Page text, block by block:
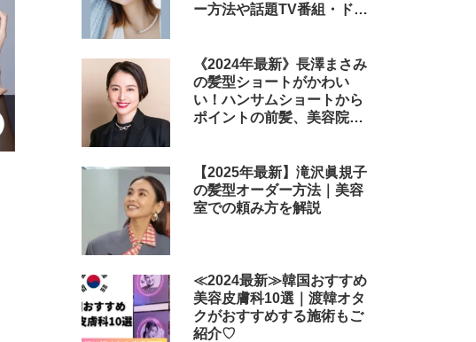
ー方法や話題TV番組・ドラ
《2024年最新》長澤まさみ
の髪型ショートがかわい
い！ハンサムショートから
ポイントの前髪、美容院で
【2025年最新】滝沢眞規子
の髪型オーダー方法｜美容
室での頼み方を解説
≪2024最新≫韓国おすすめ
美容皮膚科10選｜渡韓オタ
クがおすすめする施術もご
紹介♡